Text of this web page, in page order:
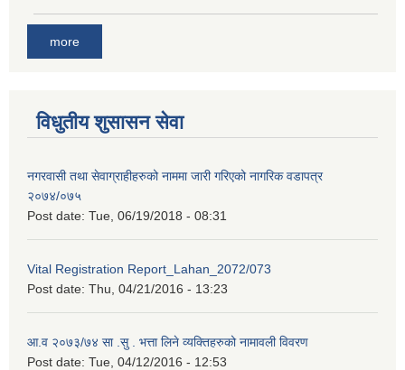
more
विधुतीय शुसासन सेवा
नगरवासी तथा सेवाग्राहीहरुको नाममा जारी गरिएको नागरिक वडापत्र
२०७४/०७५
Post date: Tue, 06/19/2018 - 08:31
Vital Registration Report_Lahan_2072/073
Post date: Thu, 04/21/2016 - 13:23
आ.व २०७३/७४ सा .सु . भत्ता लिने व्यक्तिहरुको नामावली विवरण
Post date: Tue, 04/12/2016 - 12:53